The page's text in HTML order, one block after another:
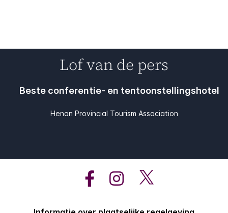
Lof van de pers
Beste conferentie- en tentoonstellingshotel
Henan Provincial Tourism Association